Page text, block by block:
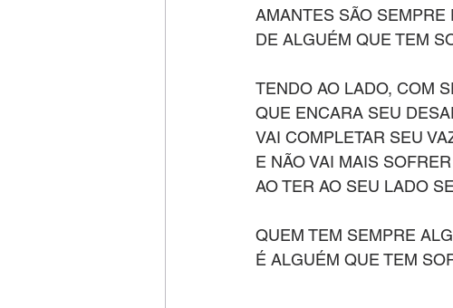
AMANTES SÃO SEMPRE
DE ALGUÉM QUE TEM
TENDO AO LADO, COM
QUE ENCARA SEU
VAI COMPLETAR SEU
E NÃO VAI MAIS SOFRER
AO TER AO SEU LADO
QUEM TEM SEMPRE
É ALGUÉM QUE TEM